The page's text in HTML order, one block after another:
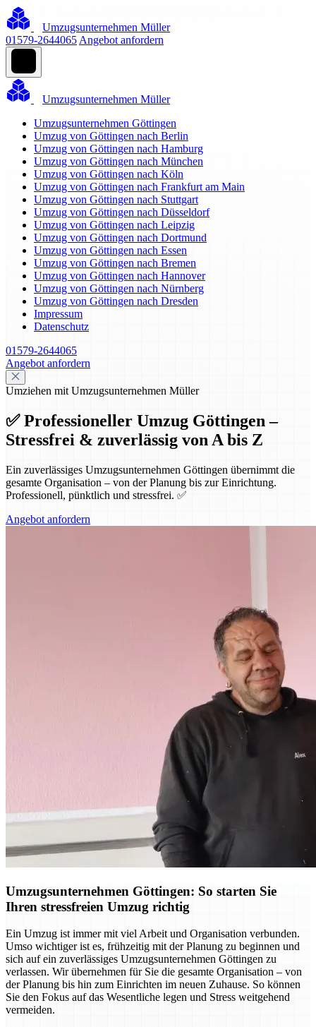
Umzugsunternehmen Müller
01579-2644065 Angebot anfordern
Umzugsunternehmen Müller
Umzugsunternehmen Göttingen
Umzug von Göttingen nach Berlin
Umzug von Göttingen nach Hamburg
Umzug von Göttingen nach München
Umzug von Göttingen nach Köln
Umzug von Göttingen nach Frankfurt am Main
Umzug von Göttingen nach Stuttgart
Umzug von Göttingen nach Düsseldorf
Umzug von Göttingen nach Leipzig
Umzug von Göttingen nach Dortmund
Umzug von Göttingen nach Essen
Umzug von Göttingen nach Bremen
Umzug von Göttingen nach Hannover
Umzug von Göttingen nach Nürnberg
Umzug von Göttingen nach Dresden
Impressum
Datenschutz
01579-2644065
Angebot anfordern
Umziehen mit Umzugsunternehmen Müller
✅ Professioneller Umzug Göttingen –
Stressfrei & zuverlässig von A bis Z
Ein zuverlässiges Umzugsunternehmen Göttingen übernimmt die
gesamte Organisation – von der Planung bis zur Einrichtung.
Professionell, pünktlich und stressfrei. ✅
Angebot anfordern
Umzugsunternehmen Göttingen: So starten Sie
Ihren stressfreien Umzug richtig
Ein Umzug ist immer mit viel Arbeit und Organisation verbunden.
Umso wichtiger ist es, frühzeitig mit der Planung zu beginnen und
sich auf ein zuverlässiges Umzugsunternehmen Göttingen zu
verlassen. Wir übernehmen für Sie die gesamte Organisation – von
der Planung bis hin zum Einrichten im neuen Zuhause. So können
Sie den Fokus auf das Wesentliche legen und Stress weitgehend
vermeiden.